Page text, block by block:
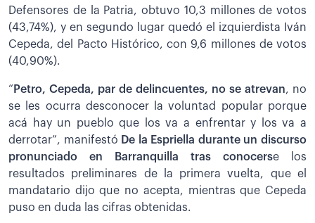
Defensores de la Patria, obtuvo 10,3 millones de votos
(43,74%), y en segundo lugar quedó el izquierdista Iván
Cepeda, del Pacto Histórico, con 9,6 millones de votos
(40,90%).
“ Petro, Cepeda, par de delincuentes, no se atrevan, no
se les ocurra desconocer la voluntad popular porque
acá hay un pueblo que los va a enfrentar y los va a
derrotar”, manifestó De la Espriella durante un discurso
pronunciado en Barranquilla tras conocerse los
resultados preliminares de la primera vuelta, que el
mandatario dijo que no acepta, mientras que Cepeda
puso en duda las cifras obtenidas.